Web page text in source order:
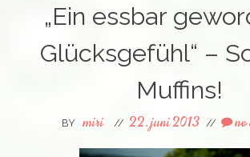
„Ein essbar
Glücksgefühl“ –
Muffins!
BY miri // 22. juni 2013 // no